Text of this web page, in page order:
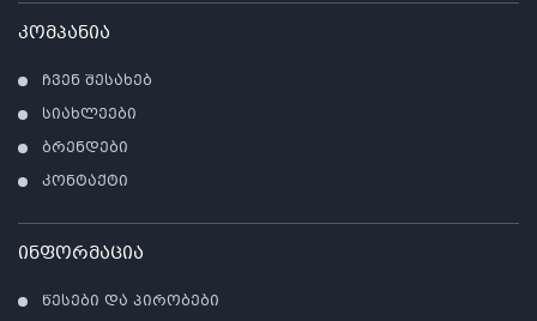
კომპანია
ჩვენ შესახებ
სიახლეები
ბრენდები
კონტაქტი
ინფორმაცია
წესები და პირობები